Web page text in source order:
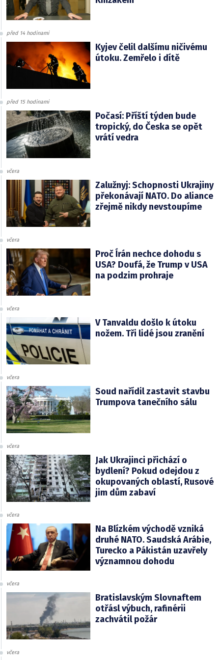
před 14 hodinami
Kyjev čelil dalšímu ničivému
útoku. Zemřelo i dítě
před 15 hodinami
Počasí: Příští týden bude
tropický, do Česka se opět
vrátí vedra
včera
Zalužnyj: Schopnosti Ukrajiny
překonávají NATO. Do aliance
zřejmě nikdy nevstoupíme
včera
Proč Írán nechce dohodu s
USA? Doufá, že Trump v USA
na podzim prohraje
včera
V Tanvaldu došlo k útoku
nožem. Tři lidé jsou zranění
včera
Soud nařídil zastavit stavbu
Trumpova tanečního sálu
včera
Jak Ukrajinci přichází o
bydlení? Pokud odejdou z
okupovaných oblastí, Rusové
jim dům zabaví
včera
Na Blízkém východě vzniká
druhé NATO. Saudská Arábie,
Turecko a Pákistán uzavřely
významnou dohodu
včera
Bratislavským Slovnaftem
otřásl výbuch, rafinérii
zachvátil požár
včera